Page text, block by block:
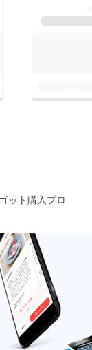
ット購入プロ